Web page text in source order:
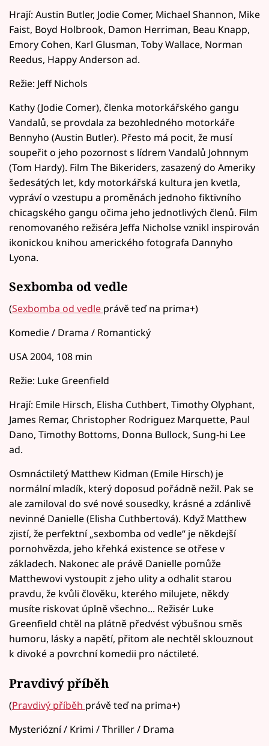
Hrají: Austin Butler, Jodie Comer, Michael Shannon, Mike
Faist, Boyd Holbrook, Damon Herriman, Beau Knapp,
Emory Cohen, Karl Glusman, Toby Wallace, Norman
Reedus, Happy Anderson ad.
Režie: Jeff Nichols
Kathy (Jodie Comer), členka motorkářského gangu
Vandalů, se provdala za bezohledného motorkáře
Bennyho (Austin Butler). Přesto má pocit, že musí
soupeřit o jeho pozornost s lídrem Vandalů Johnnym
(Tom Hardy). Film The Bikeriders, zasazený do Ameriky
šedesátých let, kdy motorkářská kultura jen kvetla,
vypráví o vzestupu a proměnách jednoho fiktivního
chicagského gangu očima jeho jednotlivých členů. Film
renomovaného režiséra Jeffa Nicholse vznikl inspirován
ikonickou knihou amerického fotografa Dannyho
Lyona.
Sexbomba od vedle
(Sexbomba od vedle právě teď na prima+)
Komedie / Drama / Romantický
USA 2004, 108 min
Režie: Luke Greenfield
Hrají: Emile Hirsch, Elisha Cuthbert, Timothy Olyphant,
James Remar, Christopher Rodriguez Marquette, Paul
Dano, Timothy Bottoms, Donna Bullock, Sung-hi Lee
ad.
Osmnáctiletý Matthew Kidman (Emile Hirsch) je
normální mladík, který doposud pořádně nežil. Pak se
ale zamiloval do své nové sousedky, krásné a zdánlivě
nevinné Danielle (Elisha Cuthbertová). Když Matthew
zjistí, že perfektní „sexbomba od vedle“ je někdejší
pornohvězda, jeho křehká existence se otřese v
základech. Nakonec ale právě Danielle pomůže
Matthewovi vystoupit z jeho ulity a odhalit starou
pravdu, že kvůli člověku, kterého milujete, někdy
musíte riskovat úplně všechno... Režisér Luke
Greenfield chtěl na plátně předvést výbušnou směs
humoru, lásky a napětí, přitom ale nechtěl sklouznout
k divoké a povrchní komedii pro náctileté.
Pravdivý příběh
(Pravdivý příběh právě teď na prima+)
Mysteriózní / Krimi / Thriller / Drama